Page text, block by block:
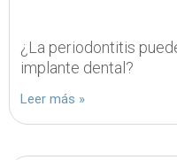
¿La periodontitis
implante dental?
Leer más »